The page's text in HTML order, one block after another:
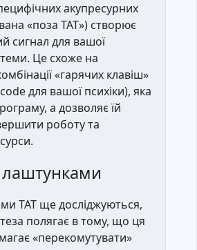
акупресурних
«поза ТАТ») створює
сигнал для вашої
Це схоже на
«гарячих клавіш»
code для вашої психіки), яка
а дозволяє їй
роботу та
лаштунками
ТАТ ще досліджуються,
полягає в тому, що ця
«перекомутувати»